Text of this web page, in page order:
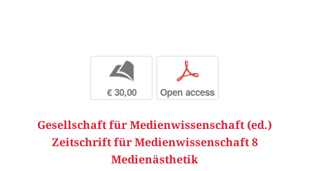
b
€ 30,00
p
Open access
Gesellschaft für Medienwissenschaft (ed.)
Zeitschrift für Medienwissenschaft 8
Medienästhetik